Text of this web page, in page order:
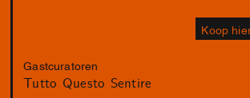
Koop
Gastcuratoren
Tutto Questo Sentire